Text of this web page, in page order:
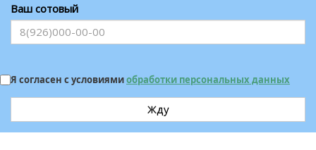
Ваш сотовый
Я согласен с условиямиобработки персональных данных
Жду